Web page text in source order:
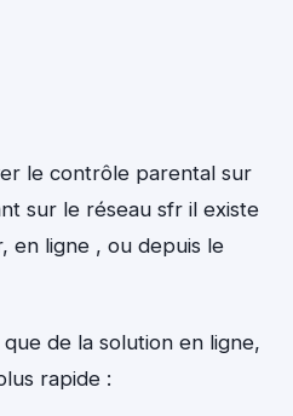
le contrôle parental sur
sur le réseau sfr il existe
en ligne , ou depuis le
de la solution en ligne,
rapide :